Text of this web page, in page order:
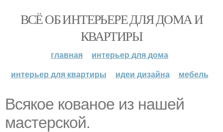
ВСЁ ОБ ИНТЕРЬЕРЕ ДЛЯ ДОМА И
КВАРТИРЫ
главная
интерьер для дома
интерьер для квартиры
идеи дизайна мебель
Всякое кованое из нашей
мастерской.